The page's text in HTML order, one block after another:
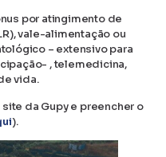
por atingimento de
vale-alimentação ou
– extensivo para
, telemedicina,
vida.
da Gupy e preencher o
).